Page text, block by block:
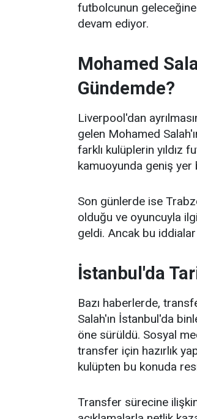
futbolcunun
devam ediyor.
Mohamed
Gündemde?
Liverpool'dan
gelen Mohamed
farklı kulüplerin yıldız
kamuoyunda geniş yer
Son günlerde ise
olduğu ve oyuncuyla
geldi. Ancak bu
İstanbul'da
Bazı haberlerde,
Salah'ın İstanbul'da
öne sürüldü. Sosyal
transfer için hazırlık
kulüpten bu konuda
Transfer sürecine